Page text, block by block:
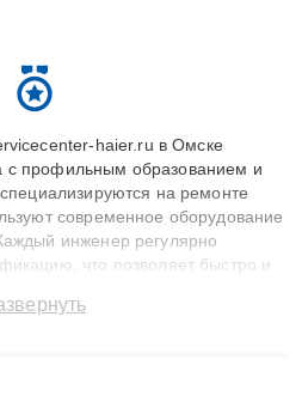
haier.ru в Омске
с профильным образованием и
на ремонте
современное оборудование
инженер регулярно
что позволяет быстро и
лет. Наши мастера решают